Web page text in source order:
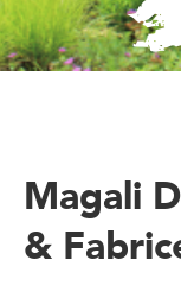
Magali
&